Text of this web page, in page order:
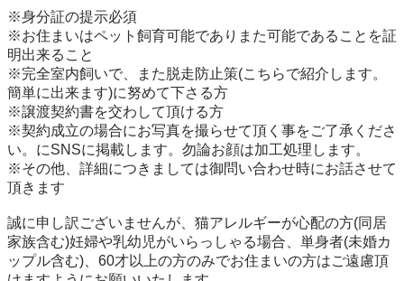
※身分証の提示必須
※お住まいはペット飼育可能でありまた可能であることを証
明出来ること
※完全室内飼いで、また脱走防止策(こちらで紹介します。
簡単に出来ます)に努めて下さる方
※譲渡契約書を交わして頂ける方
※契約成立の場合にお写真を撮らせて頂く事をご了承くださ
い。にSNSに掲載します。勿論お顔は加工処理します。
※その他、詳細につきましては御問い合わせ時にお話させて
頂きます
誠に申し訳ございませんが、猫アレルギーが心配の方(同居
家族含む)妊婦や乳幼児がいらっしゃる場合、単身者(未婚カ
ップル含む)、60才以上の方のみでお住まいの方はご遠慮頂